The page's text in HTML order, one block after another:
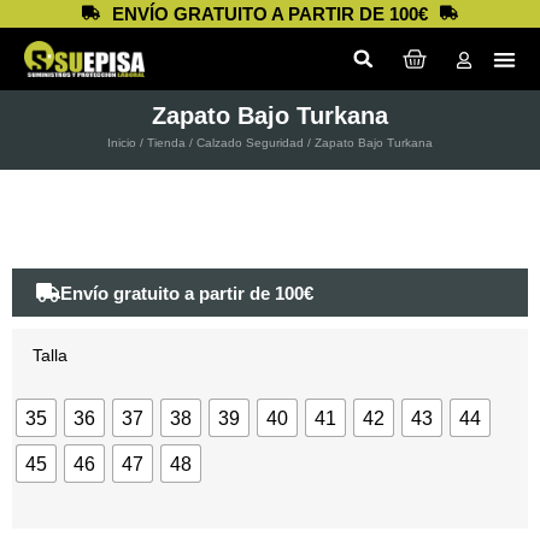
ENVÍO GRATUITO A PARTIR DE 100€
Zapato Bajo Turkana
Inicio / Tienda / Calzado Seguridad / Zapato Bajo Turkana
Envío gratuito a partir de 100€
Talla
35 36 37 38 39 40 41 42 43 44
45 46 47 48